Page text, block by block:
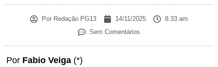
Por Redação PG13 14/11/2025
8:33 am
Sem Comentários
Por Fabio Veiga (*)